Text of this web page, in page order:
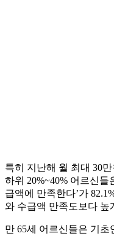
특히 지난해 월 최대 30
하위 20%~40% 어르신들
급액에 만족한다’가
와 수급액 만족도보다 높
만 65세 어르신들은 기